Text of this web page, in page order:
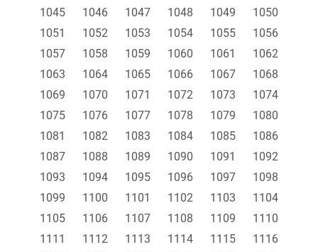
1045
1046 1047 1048 1049
1050
1051
1052 1053 1054 1055
1056
1057
1058 1059 1060 1061
1062
1063
1064 1065 1066 1067
1068
1069
1070 1071 1072 1073
1074
1075
1076 1077 1078 1079
1080
1081
1082 1083 1084 1085
1086
1087
1088 1089 1090 1091
1092
1093
1094 1095 1096 1097
1098
1099
1100 1101 1102 1103
1104
1105
1106 1107 1108 1109
1110
1111
1112 1113 1114 1115
1116